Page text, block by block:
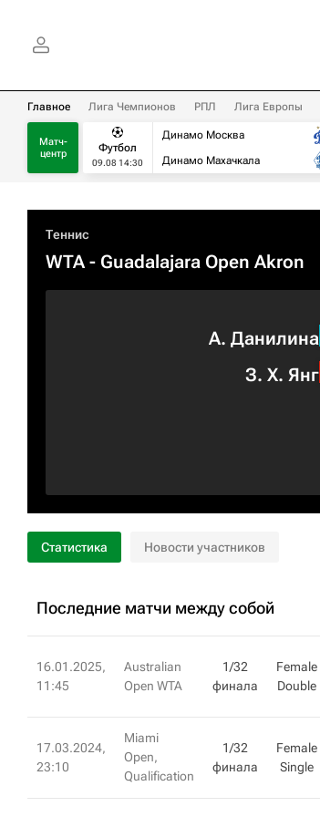
Главное Лига Чемпионов РПЛ Лига Европы
Матч-
центр
Футбол
09.08 14:30
Динамо Москва
Динамо Махачкала
Теннис
WTA- Guadalajara Open Akron
А. Данилина
З. Х. Янг
Статистика Новости участников
Последние матчи между собой
16.01.2025,
11:45
Australian
Open WTA
1/32
финала
Female
Double
17.03.2024,
23:10
Miami
Open,
Qualification
1/32
финала
Female
Single